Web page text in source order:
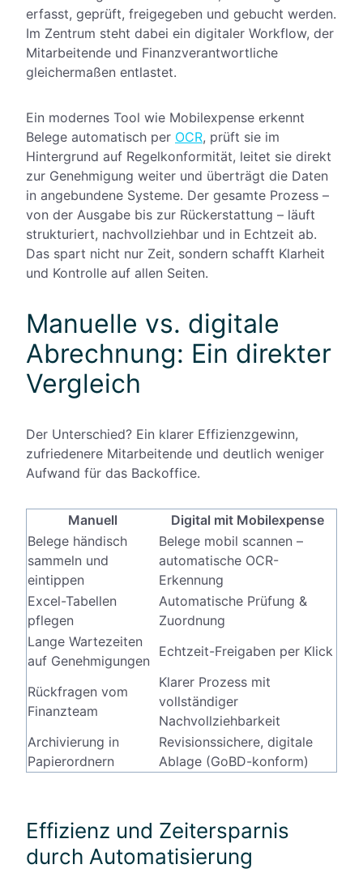
erfasst, geprüft, freigegeben und gebucht werden.
Im Zentrum steht dabei ein digitaler Workflow, der
Mitarbeitende und Finanzverantwortliche
gleichermaßen entlastet.
Ein modernes Tool wie Mobilexpense erkennt
Belege automatisch per OCR, prüft sie im
Hintergrund auf Regelkonformität, leitet sie direkt
zur Genehmigung weiter und überträgt die Daten
in angebundene Systeme. Der gesamte Prozess –
von der Ausgabe bis zur Rückerstattung – läuft
strukturiert, nachvollziehbar und in Echtzeit ab.
Das spart nicht nur Zeit, sondern schafft Klarheit
und Kontrolle auf allen Seiten.
Manuelle vs. digitale
Abrechnung: Ein direkter
Vergleich
Der Unterschied? Ein klarer Effizienzgewinn,
zufriedenere Mitarbeitende und deutlich weniger
Aufwand für das Backoffice.
Manuell
Digital mit Mobilexpense
Belege händisch
sammeln und
eintippen
Belege mobil scannen –
automatische OCR-
Erkennung
Excel-Tabellen
pflegen
Automatische Prüfung &
Zuordnung
Lange Wartezeiten
auf Genehmigungen
Echtzeit-Freigaben per Klick
Rückfragen vom
Finanzteam
Klarer Prozess mit
vollständiger
Nachvollziehbarkeit
Archivierung in
Papierordnern
Revisionssichere, digitale
Ablage (GoBD-konform)
Effizienz und Zeitersparnis
durch Automatisierung